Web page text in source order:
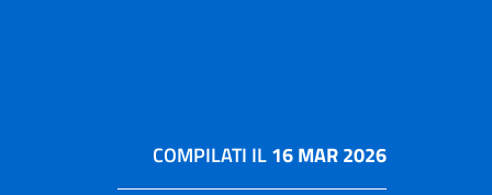
COMPILATI IL16 MAR 2026